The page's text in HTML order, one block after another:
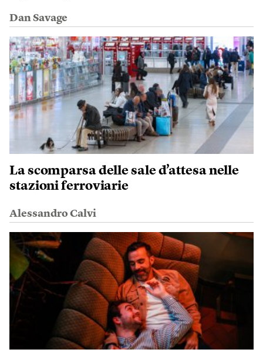
Dan Savage
La scomparsa delle sale d’attesa nelle
stazioni ferroviarie
Alessandro Calvi